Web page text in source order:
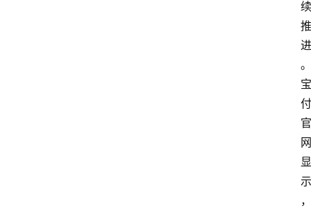
续
推
进
。
宝
付
官
网
显
示
，